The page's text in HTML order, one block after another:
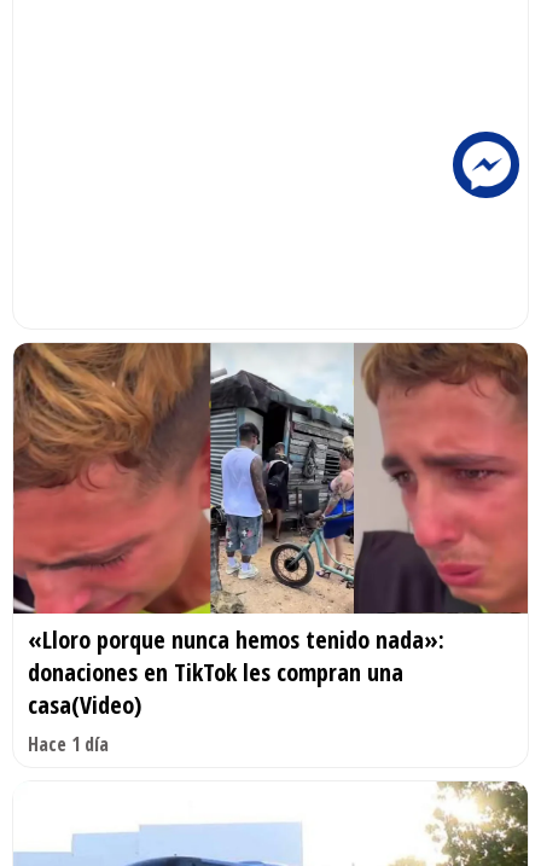
«Lloro porque nunca hemos tenido nada»:
donaciones en TikTok les compran una
casa(Video)
Hace 1 día